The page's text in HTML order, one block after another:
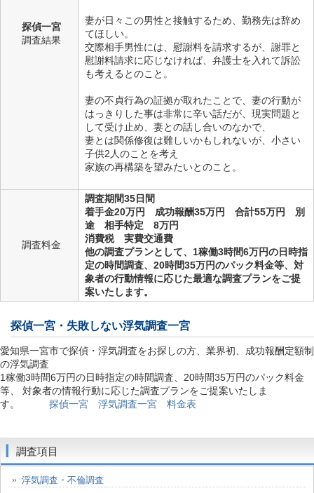
探偵一宮
調査結果
妻が日々この男性と接触するため、勤務先は辞め
てほしい。
交際相手男性には、慰謝料を請求するが、謝罪と
慰謝料請求に応じなければ、弁護士を入れて訴訟
も考えるとのこと。
妻の不貞行為の証拠が取れたことで、妻の行動が
はっきりした事は非常に辛い話だが、現実問題と
して受け止め、妻との話し合いのなかで、
妻とは関係修復は難しいかもしれないが、小さい
子供2人のことを考え
家族の再構築を望みたいとのこと。
調査料金
調査期間35日間
着手金20万円 成功報酬35万円 合計55万円 別
途 相手特定 8万円
消費税 実費交通費
他の調査プランとして、1稼働3時間6万円の日時指
定の時間調査、20時間35万円のパック料金等、対
象者の行動情報に応じた最適な調査プランをご提
案いたします。
探偵一宮 ・失敗しない浮気調査一宮
愛知県一宮市で探偵・浮気調査をお探しの方、業界初、成功報酬定額制
の浮気調査
1稼働3時間6万円の日時指定の時間調査、20時間35万円のパック料金
等、 対象者の情報行動に応じた調査プランをご提案いたしま
す。 探偵一宮 浮気調査一宮 料金表
調査項目
浮気調査・不倫調査